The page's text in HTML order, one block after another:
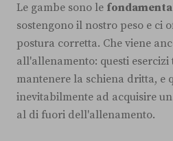
Le gambe sono le
sostengono il nostro peso e ci
postura corretta. Che viene
all'allenamento: questi esercizi
mantenere la schiena dritta, e
inevitabilmente ad acquisire
al di fuori dell'allenamento.